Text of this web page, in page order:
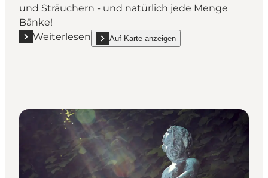
und Sträuchern - und natürlich jede Menge
Bänke!
Weiterlesen
Mehr erfahren "Kongsdal offener Garten"
Auf Karte anzeigen
show Kongsdal offener Garten on_map